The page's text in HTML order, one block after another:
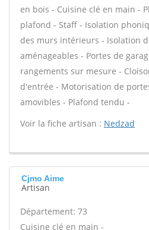
en bois - Cuisine clé en main -
plafond - Staff - Isolation
des murs intérieurs - Isolation
aménageables - Portes de
rangements sur mesure -
d'entrée - Motorisation de
amovibles - Plafond tendu -
Voir la fiche artisan : Nedzad
Cjmo Aime
Artisan
Département: 73
Cuisine clé en main -